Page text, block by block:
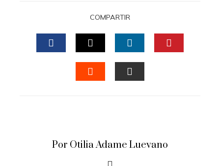
COMPARTIR
FACEBOOKTWITTERLINKEDIN
Por Otilia Adame Luevano